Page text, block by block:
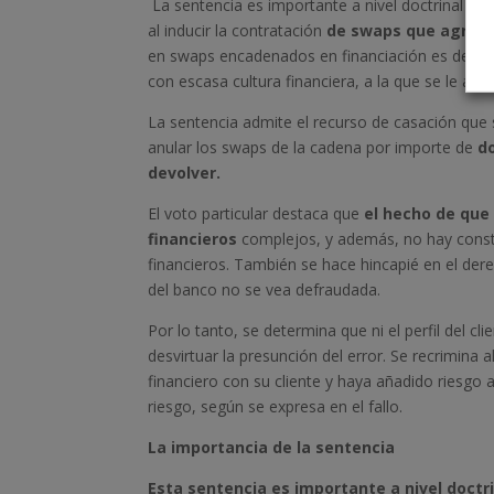
La sentencia es importante a nivel doctrinal y
al inducir la contratación de swaps que
en swaps encadenados en financiación es
con escasa cultura financiera, a la que se le
La sentencia admite el recurso de casación
anular los swaps de la cadena por importe de
devolver.
El voto particular destaca que el hecho de
financieros complejos, y además, no hay
financieros. También se hace hincapié en el
del banco no se vea defraudada.
Por lo tanto, se determina que ni el perfil del
desvirtuar la presunción del error. Se recrimina
financiero con su cliente y haya añadido riesgo
riesgo, según se expresa en el fallo.
La importancia de la sentencia
Esta sentencia es importante a nivel